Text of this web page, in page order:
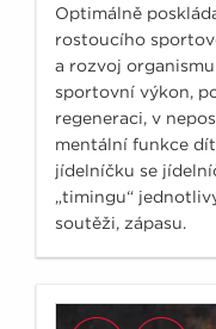
Optimálně
rostoucího
a rozvoj
sportovní výkon,
regeneraci, v
mentální funkce
jídelníčku se
„timingu“
soutěži, zápasu.